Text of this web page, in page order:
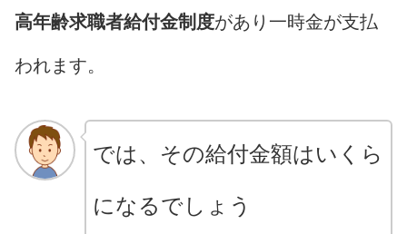
高年齢求職者給付金制度があり一時金が支払
われます。
では、その給付金額はいくら
になるでしょう